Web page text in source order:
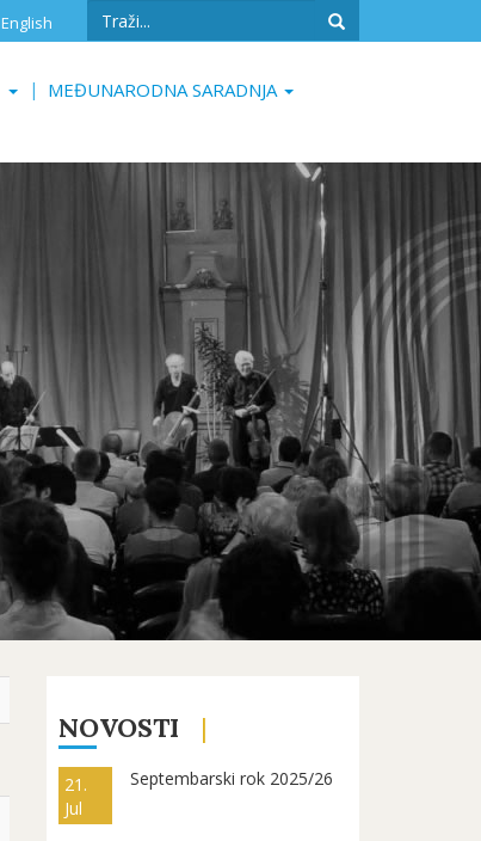
English
Search
MEĐUNARODNA SARADNJA
NOVOSTI
21.
Jul
Septembarski rok 2025/26